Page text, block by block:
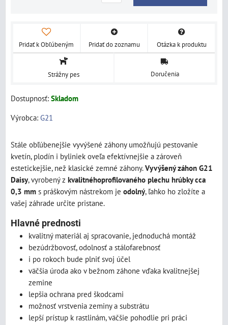
Pridať k Obľúbeným Pridať do zoznamu Otázka k produktu
Strážny pes Doručenia
Dostupnosť: Skladom
Výrobca: G21
Stále obľúbenejšie vyvýšené záhony umožňujú pestovanie
kvetín, plodín i byliniek oveľa efektívnejšie a zároveň
estetickejšie, než klasické zemné záhony.Vyvýšený záhon G21
Daisy, vyrobený z kvalitnéhoprofilovaného plechu hrúbky cca
0,3 mm s práškovým nástrekom je odolný, ľahko ho zložíte a
vašej záhrade určite pristane.
Hlavné prednosti
kvalitný materiál aj spracovanie, jednoduchá montáž
bezúdržbovosť, odolnosť a stálofarebnosť
i po rokoch bude plniť svoj účel
väčšia úroda ako v bežnom záhone vďaka kvalitnejšej
zemine
lepšia ochrana pred škodcami
možnosť vrstvenia zeminy a substrátu
lepší prístup k rastlinám, väčšie pohodlie pri práci